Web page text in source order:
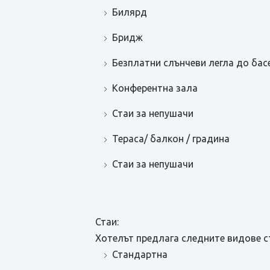
Билярд
Бридж
Безплатни слънчеви легла до
Конферентна зала
Стаи за непушачи
Тераса/ балкон / градина
Стаи за непушачи
Стаи:
Хотелът предлага следните видове
Стандартна